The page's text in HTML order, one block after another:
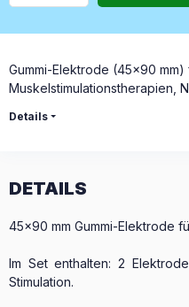
Gummi-Elektrode (45x90
Muskelstimulationstherapien,
Details
DETAILS
45x90 mm Gummi-Elektrode
Im Set enthalten: 2
Stimulation.